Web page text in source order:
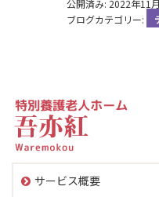
公開済み: 2022年11
ブログカテゴリー:
サービス概要